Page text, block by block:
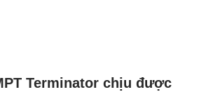
Terminator chịu được